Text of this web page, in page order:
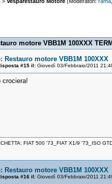
motore VBB1M 100XXX
Restauro motore VBB1M 100XXX
#15 il: Giovedì 03/Febbraio/2011
crociera!
FIAT 500 '73_FIAT X1/9 '73_ISO
Restauro motore VBB1M 100XXX
#16 il: Giovedì 03/Febbraio/2011